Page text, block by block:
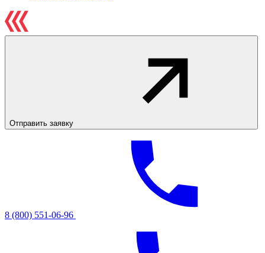
Отправить заявку
8 (800) 551-06-96